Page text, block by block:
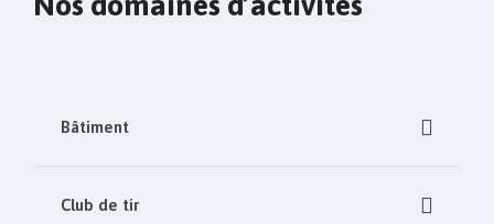
Bâtiment
Club de tir